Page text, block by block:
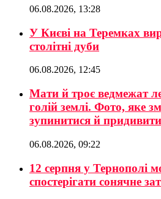
06.08.2026, 13:28
У Києві на Теремках
столітні дуби
06.08.2026, 12:45
Мати й троє ведмежат
голій землі. Фото, яке
зупинитися й
06.08.2026, 09:22
12 серпня у Тернополі
спостерігати сонячне